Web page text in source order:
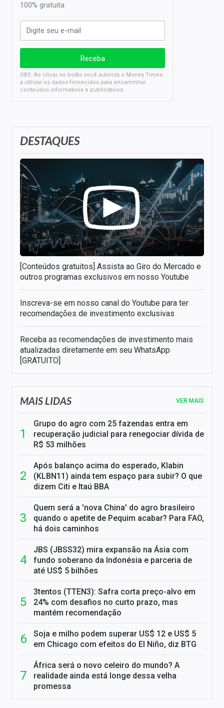
DESTAQUES
[Conteúdos gratuitos] Assista ao Giro do Mercado e
outros programas exclusivos em nosso Youtube
Inscreva-se em nosso canal do Youtube para ter
recomendações de investimento exclusivas
Receba as recomendações de investimento mais
atualizadas diretamente em seu WhatsApp
[GRATUITO]
100% gratuita
OBS: Ao clicar no botão você autoriza o Money Times
a utilizar os dados fornecidos para encaminhar
conteúdos informativos e publicitários.
MAIS LIDAS VER MAIS
Grupo do agro com 25 fazendas entra em
recuperação judicial para renegociar dívida de
R$ 53 milhões
Após balanço acima do esperado, Klabin
(KLBN11) ainda tem espaço para subir? O que
dizem Citi e Itaú BBA
Quem será a 'nova China' do agro brasileiro
quando o apetite de Pequim acabar? Para FAO,
há dois caminhos
JBS (JBSS32) mira expansão na Ásia com
fundo soberano da Indonésia e parceria de
até US$ 5 bilhões
3tentos (TTEN3): Safra corta preço-alvo em
24% com desafios no curto prazo, mas
mantém recomendação
Soja e milho podem superar US$ 12 e US$ 5
em Chicago com efeitos do El Niño, diz BTG
África será o novo celeiro do mundo? A
realidade ainda está longe dessa velha
promessa